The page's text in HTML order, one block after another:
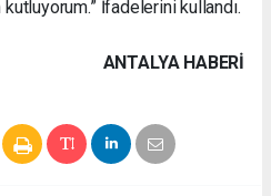
kutluyorum.” İfadelerini kullandı.
ANTALYA HABERİ